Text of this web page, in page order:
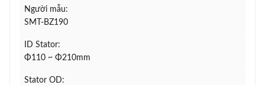
Người mẫu:
SMT-BZ190
ID Stator:
Φ110 ~ Φ210mm
Stator OD: